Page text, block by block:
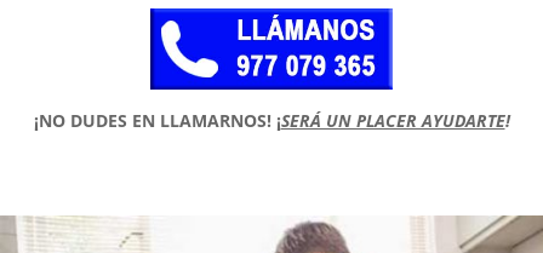
¡NO DUDES EN LLAMARNOS! ¡SERÁ UN PLACER AYUDARTE!